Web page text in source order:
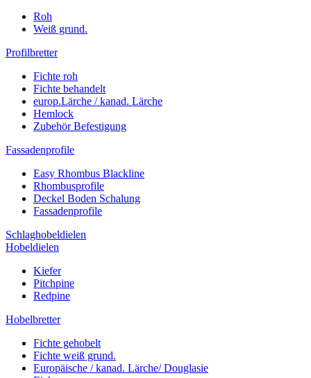
Roh
Weiß grund.
Profilbretter
Fichte roh
Fichte behandelt
europ.Lärche / kanad. Lärche
Hemlock
Zubehör Befestigung
Fassadenprofile
Easy Rhombus Blackline
Rhombusprofile
Deckel Boden Schalung
Fassadenprofile
Schlaghobeldielen
Hobeldielen
Kiefer
Pitchpine
Redpine
Hobelbretter
Fichte gehobelt
Fichte weiß grund.
Europäische / kanad. Lärche/ Douglasie